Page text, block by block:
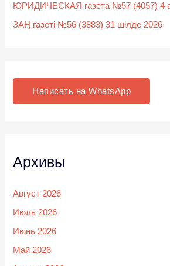
ЮРИДИЧЕСКАЯ газета №57 (4057) 4
ЗАҢ газеті №56 (3883) 31 шілде 2026
Написать на WhatsApp
Архивы
Август 2026
Июль 2026
Июнь 2026
Май 2026